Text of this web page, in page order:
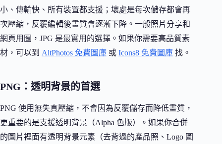
小、傳輸快、所有裝置都支援；壞處是每次儲存都會再
次壓縮，反覆編輯後畫質會逐漸下降。一般照片分享和
網頁用圖，JPG 是最實用的選擇。如果你需要高品質素
材，可以到 AltPhotos 免費圖庫 或 Icons8 免費圖庫 找。
PNG：透明背景的首選
PNG 使用無失真壓縮，不會因為反覆儲存而降低畫質，
更重要的是支援透明背景（Alpha 色版）。如果你合併
的圖片裡面有透明背景元素（去背過的產品照、Logo 圖